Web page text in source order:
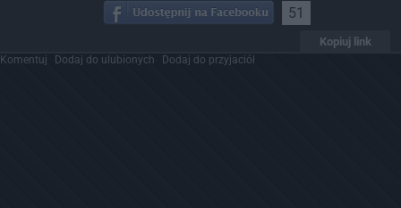
51
Kopiuj link
Komentuj Dodaj do ulubionych Dodaj do przyjaciół